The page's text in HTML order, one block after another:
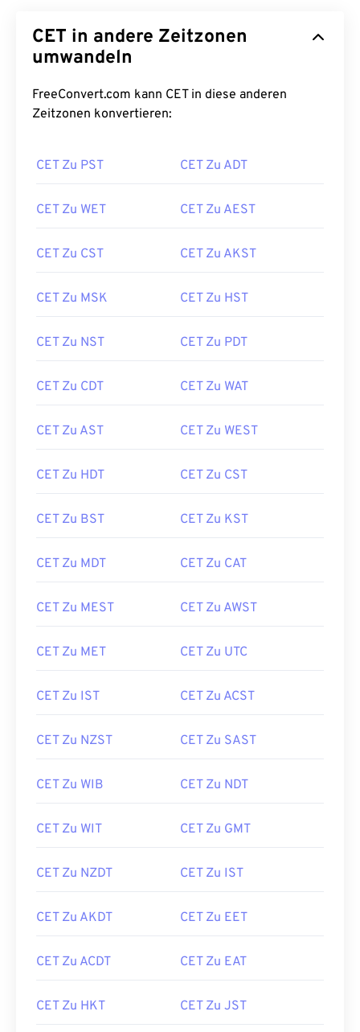
CET in andere Zeitzonen
umwandeln
FreeConvert.com kann CET in diese anderen
Zeitzonen konvertieren:
CET Zu PST CET Zu ADT
CET Zu WET CET Zu AEST
CET Zu CST CET Zu AKST
CET Zu MSK CET Zu HST
CET Zu NST CET Zu PDT
CET Zu CDT CET Zu WAT
CET Zu AST CET Zu WEST
CET Zu HDT CET Zu CST
CET Zu BST CET Zu KST
CET Zu MDT CET Zu CAT
CET Zu MEST CET Zu AWST
CET Zu MET CET Zu UTC
CET Zu IST CET Zu ACST
CET Zu NZST CET Zu SAST
CET Zu WIB CET Zu NDT
CET Zu WIT CET Zu GMT
CET Zu NZDT CET Zu IST
CET Zu AKDT CET Zu EET
CET Zu ACDT CET Zu EAT
CET Zu HKT CET Zu JST